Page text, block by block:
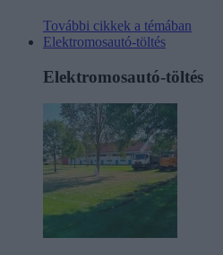
További cikkek a témában
Elektromosautó-töltés
Elektromosautó-töltés